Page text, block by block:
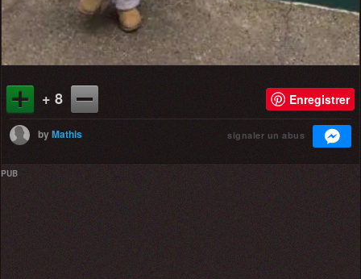
+ 8 Enregistrer
byMathis signaler un abus
PUB